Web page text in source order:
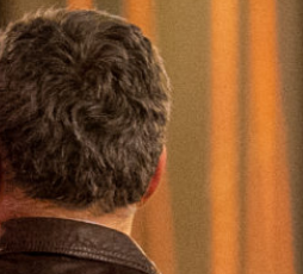
hat denAarauer
und die
die Lupe
Redaktion: